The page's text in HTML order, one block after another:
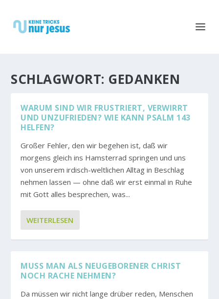
SCHLAGWORT: GEDANKEN
WARUM SIND WIR FRUSTRIERT, VERWIRRT
UND UNZUFRIEDEN? WIE KANN PSALM 143
HELFEN?
Großer Fehler, den wir begehen ist, daß wir
morgens gleich ins Hamsterrad springen und uns
von unserem irdisch-weltlichen Alltag in Beschlag
nehmen lassen — ohne daß wir erst einmal in Ruhe
mit Gott alles besprechen, was...
WEITERLESEN
MUSS MAN ALS NEUGEBORENER CHRIST N
OCH RACHE NEHMEN?
Da müssen wir nicht lange drüber reden, Menschen